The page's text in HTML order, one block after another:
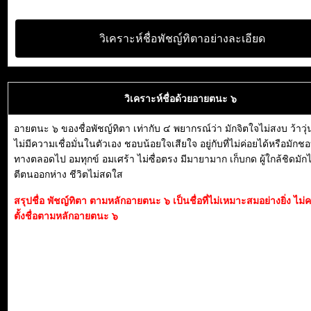
วิเคราะห์ชื่อพัชญ์ทิตาอย่างละเอียด
วิเคราะห์ชื่อด้วยอายตนะ ๖
อายตนะ ๖ ของชื่อพัชญ์ทิตา เท่ากับ ๔ พยากรณ์ว่า มักจิตใจไม่สงบ ว้าวุ่
ไม่มีความเชื่อมั่นในตัวเอง ชอบน้อยใจเสียใจ อยู่กับที่ไม่ค่อยได้หรือมักช
ทางตลอดไป อมทุกข์ อมเศร้า ไม่ซื่อตรง มีมายามาก เก็บกด ผู้ใกล้ชิดมัก
ตีตนออกห่าง ชีวิตไม่สดใส
สรุปชื่อ พัชญ์ทิตา ตามหลักอายตนะ ๖ เป็นชื่อที่ไม่เหมาะสมอย่างยิ่ง ไม่
ตั้งชื่อตามหลักอายตนะ ๖